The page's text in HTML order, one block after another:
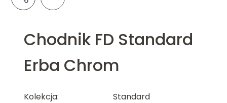
Chodnik FD Standard
Erba Chrom
Kolekcja
Standard